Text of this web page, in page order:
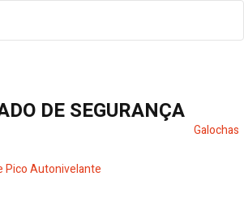
DE SEGURANÇA
Galochas
Pico Autonivelante